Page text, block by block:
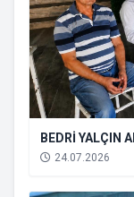
BEDRİ YALÇIN
24.07.2026